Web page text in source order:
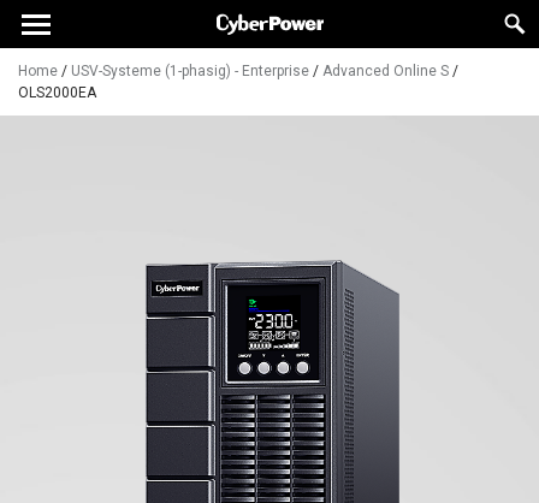
Home / USV-Systeme (1-phasig) - Enterprise / Advanced Online S /
OLS2000EA